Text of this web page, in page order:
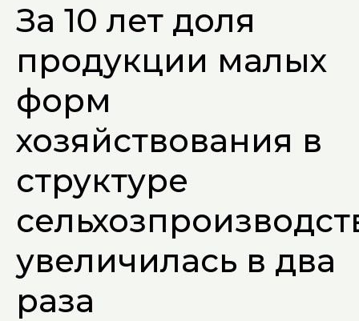
За 10 лет доля
продукции малых
форм
хозяйствования в
структуре
увеличилась в два
раза